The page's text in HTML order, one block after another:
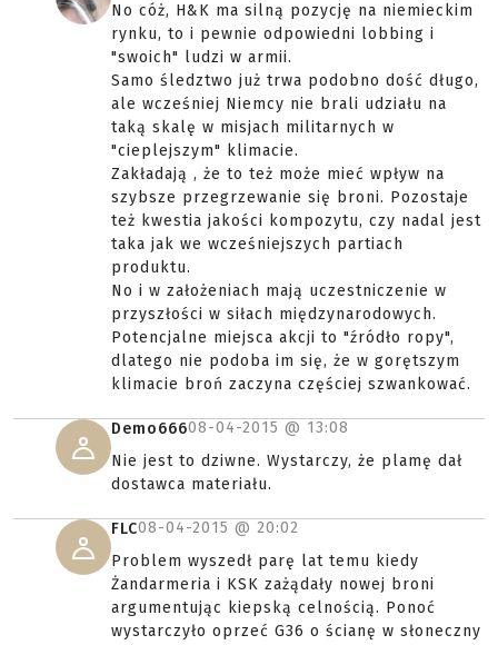
No cóż, H&K ma silną pozycję na niemieckim
rynku, to i pewnie odpowiedni lobbing i
"swoich" ludzi w armii.
Samo śledztwo już trwa podobno dość długo,
ale wcześniej Niemcy nie brali udziału na
taką skalę w misjach militarnych w
"cieplejszym" klimacie.
Zakładają , że to też może mieć wpływ na
szybsze przegrzewanie się broni. Pozostaje
też kwestia jakości kompozytu, czy nadal jest
taka jak we wcześniejszych partiach
produktu.
No i w założeniach mają uczestniczenie w
przyszłości w siłach międzynarodowych.
Potencjalne miejsca akcji to "źródło ropy",
dlatego nie podoba im się, że w gorętszym
klimacie broń zaczyna częściej szwankować.
Demo66608-04-2015 @ 13:08
Nie jest to dziwne. Wystarczy, że plamę dał
dostawca materiału.
FLC08-04-2015 @ 20:02
Problem wyszedł parę lat temu kiedy
Żandarmeria i KSK zażądały nowej broni
argumentując kiepską celnością. Ponoć
wystarczyło oprzeć G36 o ścianę w słoneczny